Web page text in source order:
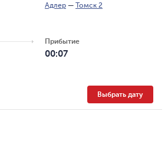
Адлер — Томск 2
Прибытие
00:07
Выбрать дату